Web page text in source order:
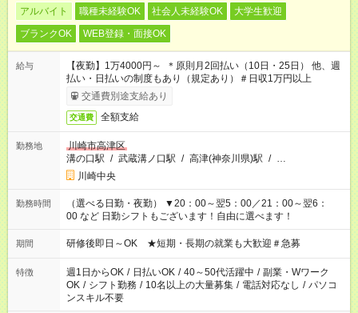
アルバイト 職種未経験OK 社会人未経験OK
大学生歓迎
ブランクOK
WEB登録・面接OK
給与
【夜勤】1万4000円～ ＊原則月2回払い（10日・25日） 他、週
払い・日払いの制度もあり（規定あり）＃日収1万円以上
交通費別途支給あり
交通費 全額支給
勤務地
川崎市高津区
溝の口駅 / 武蔵溝ノ口駅 / 高津(神奈川県)駅 / …
川崎中央
勤務時間
（選べる日勤・夜勤） ▼20：00～翌5：00／21：00～翌6：
00 など 日勤シフトもございます！自由に選べます！
期間 研修後即日～OK ★短期・長期の就業も大歓迎＃急募
特徴 週1日からOK / 日払いOK / 40～50代活躍中 / 副業・Wワーク
OK / シフト勤務 / 10名以上の大量募集 / 電話対応なし / パソコ
ンスキル不要